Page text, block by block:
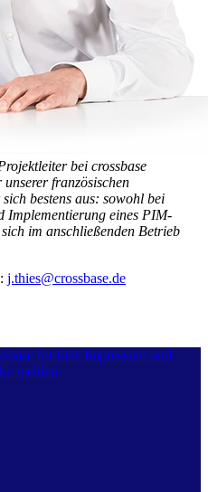
bei crossbase
französischen
bestens aus: sowohl bei
Implementierung eines PIM-
im anschließenden Betrieb
j.thies@crossbase.de
for kids Impressum und
melden